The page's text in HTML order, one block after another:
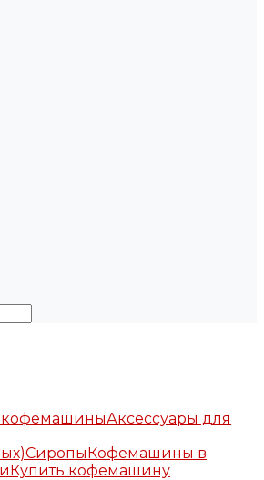
Аксессуары для
СиропыКофемашины в
Купить кофемашину